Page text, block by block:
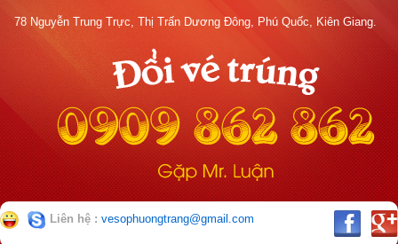
78 Nguyễn Trung Trực, Thị Trấn Dương Đông, Phú Quốc, Kiên Giang.
Liên hệ : vesophuongtrang@gmail.com